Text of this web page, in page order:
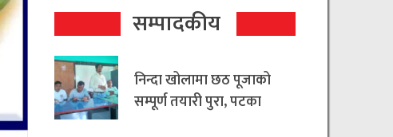
सम्पादकीय
निन्दा खोलामा छठ पूजाको
सम्पूर्ण तयारी पुरा, पटका